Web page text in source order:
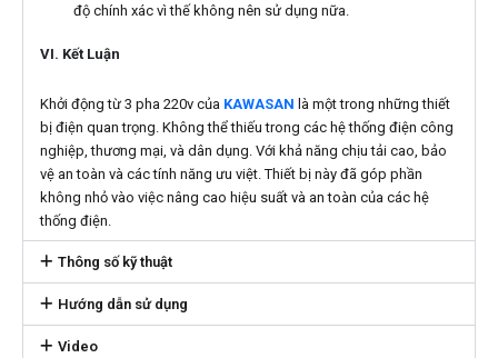
độ chính xác vì thế không nên sử dụng nữa.
VI. Kết Luận
Khởi động từ 3 pha 220v của KAWASAN là một trong những thiết
bị điện quan trọng. Không thể thiếu trong các hệ thống điện công
nghiệp, thương mại, và dân dụng. Với khả năng chịu tải cao, bảo
vệ an toàn và các tính năng ưu việt. Thiết bị này đã góp phần
không nhỏ vào việc nâng cao hiệu suất và an toàn của các hệ
thống điện.
Thông số kỹ thuật
Hướng dẫn sử dụng
Video